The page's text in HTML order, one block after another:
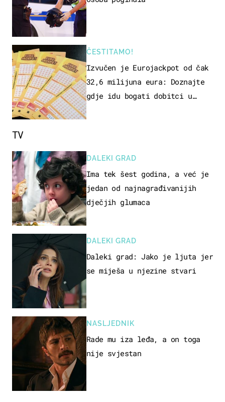
ČESTITAMO!
Izvučen je Eurojackpot od čak
32,6 milijuna eura: Doznajte
gdje idu bogati dobitci u
TV
DALEKI GRAD
Ima tek šest godina, a već je
jedan od najnagrađivanijih
dječjih glumaca
DALEKI GRAD
Daleki grad: Jako je ljuta jer
se miješa u njezine stvari
NASLJEDNIK
Rade mu iza leđa, a on toga
nije svjestan